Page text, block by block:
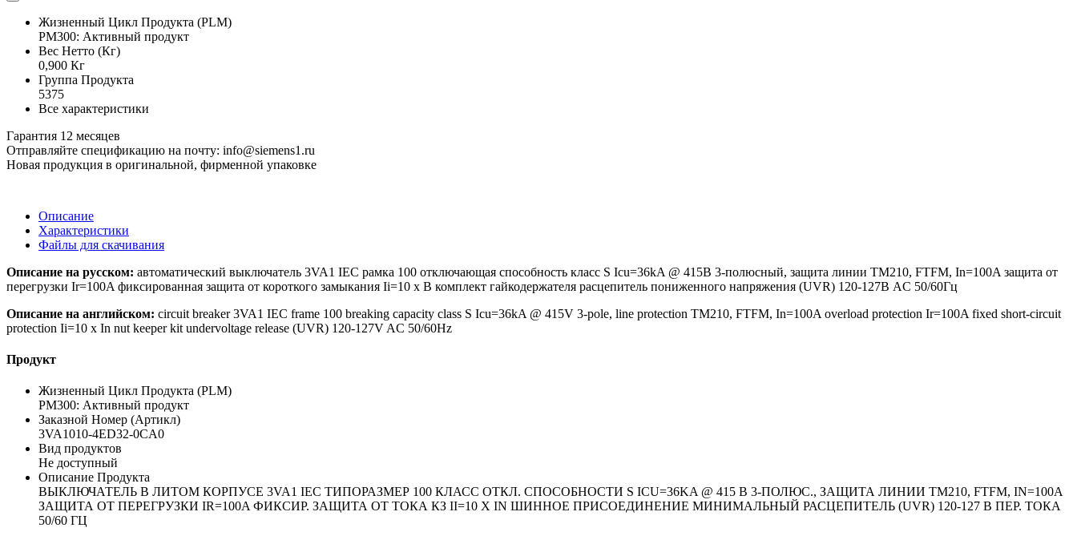
Жизненный Цикл Продукта (PLM)
PM300: Активный продукт
Вес Нетто (Кг)
0,900 Кг
Группа Продукта
5375
Все характеристики
Гарантия 12 месяцев
Отправляйте спецификацию на почту: info@siemens1.ru
Новая продукция в оригинальной, фирменной упаковке
Описание
Характеристики
Файлы для скачивания
Описание на русском: автоматический выключатель 3VA1 IEC рамка 100 отключающая способность класс S Icu=36kA @ 415В 3-полюсный, защита линии TM210, FTFM, In=100A защита от
перегрузки Ir=100A фиксированная защита от короткого замыкания Ii=10 x В комплект гайкодержателя расцепитель пониженного напряжения (UVR) 120-127В AC 50/60Гц
Описание на английском: circuit breaker 3VA1 IEC frame 100 breaking capacity class S Icu=36kA @ 415V 3-pole, line protection TM210, FTFM, In=100A overload protection Ir=100A fixed short-circuit
protection Ii=10 x In nut keeper kit undervoltage release (UVR) 120-127V AC 50/60Hz
Продукт
Жизненный Цикл Продукта (PLM)
PM300: Активный продукт
Заказной Номер (Артикл)
3VA1010-4ED32-0CA0
Вид продуктов
Не доступный
Описание Продукта
ВЫКЛЮЧАТЕЛЬ В ЛИТОМ КОРПУСЕ 3VA1 IEC ТИПОРАЗМЕР 100 КЛАСС ОТКЛ. СПОСОБНОСТИ S ICU=36KA @ 415 В 3-ПОЛЮС., ЗАЩИТА ЛИНИИ TM210, FTFM, IN=100A
ЗАЩИТА ОТ ПЕРЕГРУЗКИ IR=100A ФИКСИР. ЗАЩИТА ОТ ТОКА КЗ II=10 X IN ШИННОЕ ПРИСОЕДИНЕНИЕ МИНИМАЛЬНЫЙ РАСЦЕПИТЕЛЬ (UVR) 120-127 В ПЕР. ТОКА
50/60 ГЦ